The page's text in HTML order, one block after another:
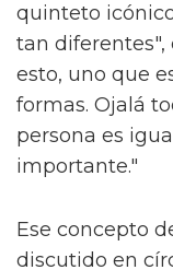
Hacen una
es nada como
televisión
cómo se
concede que
idea salvaje.